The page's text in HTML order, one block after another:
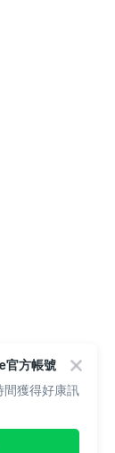
官方帳號
獲得好康訊